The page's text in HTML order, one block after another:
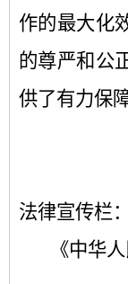
作的最大化
的尊严和公
供了有力保障
法律宣传栏：
《中华